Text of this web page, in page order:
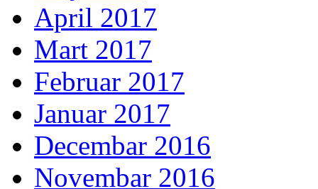
April 2017
Mart 2017
Februar 2017
Januar 2017
Decembar 2016
Novembar 2016